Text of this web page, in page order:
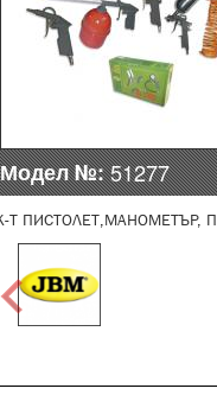
Модел №:51277
Т ПИСТОЛЕТ,МАНОМЕТЪР,